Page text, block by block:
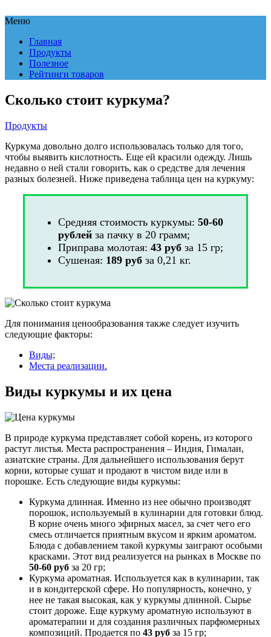
Меню
Главная
Продукты
Полезное
Рейтинги товаров
Сколько стоит куркума?
Продукты
Куркума довольно долго использовалась только для того,
чтобы выявить кислотность. Еще ей красили одежду. Лишь
недавно о ней стали говорить, как о средстве для лечения
разных болезней. Ниже приведена таблица цен на куркуму:
Средняя стоимость куркумы: 50-60
рублей за пачку в 20 грамм;
Приправа молотая: 43 руб за 15 гр;
Сушеная: 189 руб за 0,21 кг.
Для понимания ценообразования также следует изучить
следующие факторы:
Виды;
Места реализации.
Виды куркумы и их цена
В природе куркума представляет собой корень, из которого
растут листья. Места распространения – Индия, Гималаи,
азиатские страны. Для дальнейшего использования берут
корни, которые сушат и продают в чистом виде или в
порошке. Есть следующие виды куркумы:
Куркума длинная. Именно из нее обычно производят
порошок, используемый в кулинарии для готовки блюд.
В корне очень много эфирных масел, за счет чего его
смесь отличается приятным вкусом и ярким ароматом.
Блюда с добавлением такой куркумы заиграют особыми
красками. Этот вид реализуется на рынках в Москве по
50-60 руб за 20 гр;
Куркума ароматная. Используется как в кулинарии, так
и в кондитерской сфере. Но популярность, конечно, у
нее не такая высокая, как у куркумы длинной. Сырье
стоит дороже. Еще куркуму ароматную используют в
ароматерапии и для создания различных парфюмерных
композиций. Продается по 43 руб за 15 гр;